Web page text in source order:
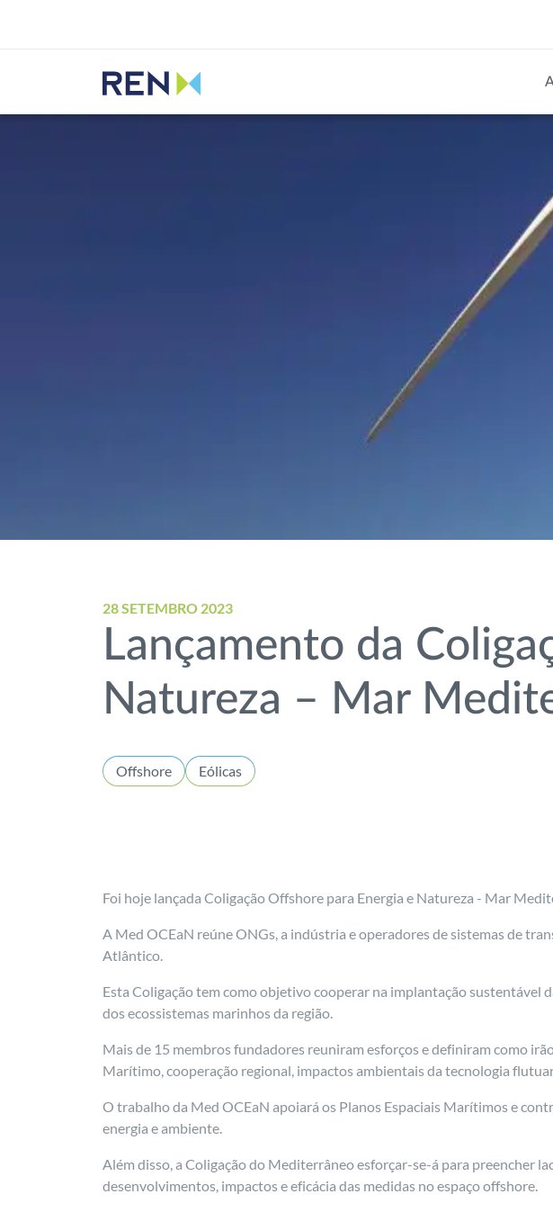
28 SETEMBRO 2023
Lançamento da
Natureza – Mar
Offshore Eólicas
Foi hoje lançada Coligação Offshore para Energia e Natureza - Mar
A Med OCEaN reúne ONGs, a indústria e operadores de sistemas de
Atlântico.
Esta Coligação tem como objetivo cooperar na implantação sustentável
dos ecossistemas marinhos da região.
Mais de 15 membros fundadores reuniram esforços e definiram como
Marítimo, cooperação regional, impactos ambientais da tecnologia
O trabalho da Med OCEaN apoiará os Planos Espaciais Marítimos e
energia e ambiente.
Além disso, a Coligação do Mediterrâneo esforçar-se-á para preencher
desenvolvimentos, impactos e eficácia das medidas no espaço offshore.